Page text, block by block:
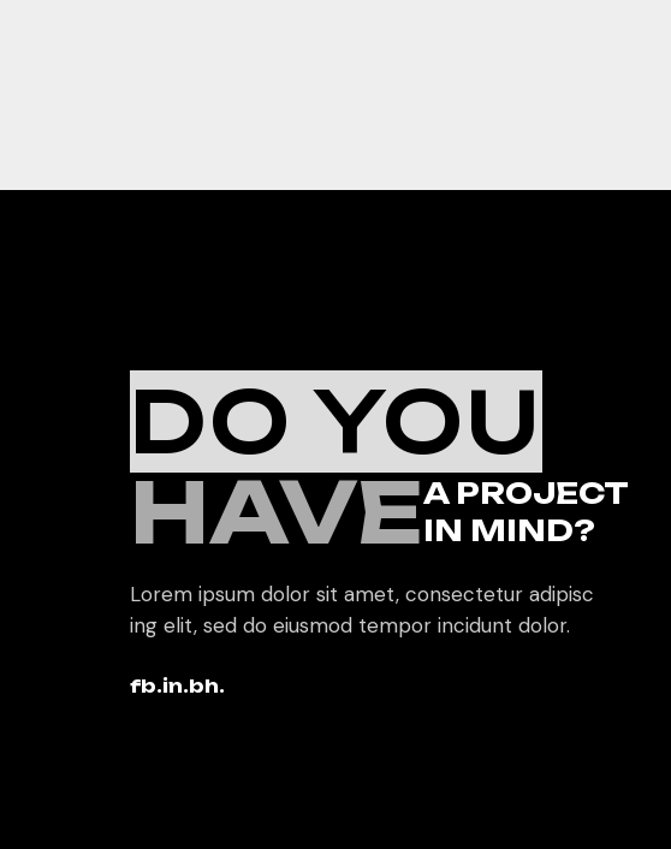
DO YOU
HAVEA PROJECT
IN MIND?
Lorem ipsum dolor sit amet, consectetur adipisc
ing elit, sed do eiusmod tempor incidunt dolor.
fb.in.bh.